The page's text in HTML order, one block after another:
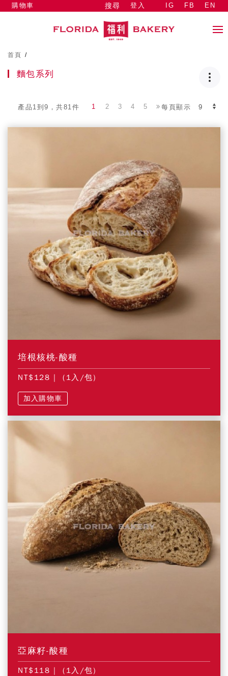
搜尋 登入
購物車 IG FB EN
首頁 /
麵包系列
產品1到9，共81件 每頁顯示
1 2 3 4 5
培根核桃-酸種
NT$128 | (1入/包)
加入購物車
亞麻籽-酸種
NT$118 | (1入/包)